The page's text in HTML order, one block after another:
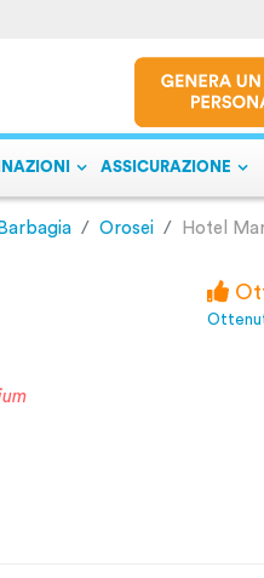
ASSICURAZIONE
Orosei Hotel